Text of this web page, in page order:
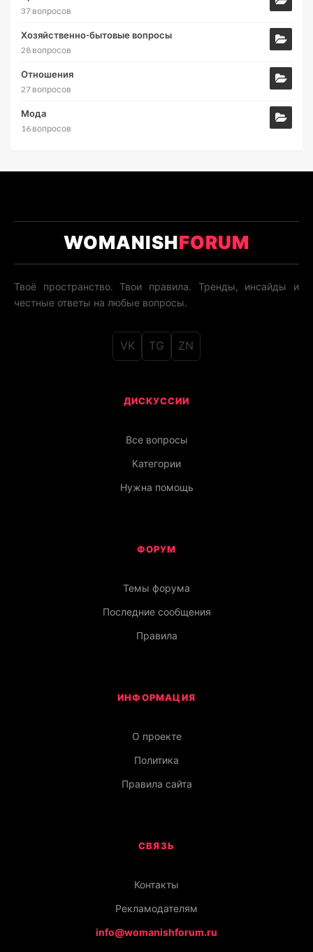
37 вопросов
Хозяйственно-бытовые вопросы
28 вопросов
Отношения
27 вопросов
Мода
16 вопросов
WOMANISHFORUM
Твоё пространство. Твои правила. Тренды, инсайды и
честные ответы на любые вопросы.
VK TG ZN
ДИСКУССИИ
Все вопросы
Категории
Нужна помощь
ФОРУМ
Темы форума
Последние сообщения
Правила
ИНФОРМАЦИЯ
О проекте
Политика
Правила сайта
СВЯЗЬ
Контакты
Рекламодателям
info@womanishforum.ru